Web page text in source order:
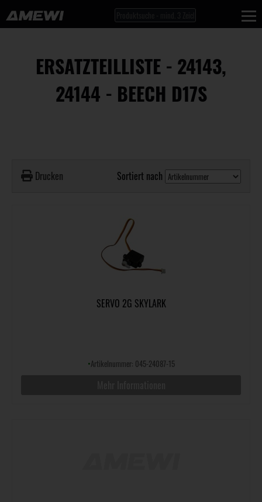
ERSATZTEILLISTE - 24143,
24144 - BEECH D17S
Drucken Sortiert nach
SERVO 2G SKYLARK
•Artikelnummer: 045-24087-15